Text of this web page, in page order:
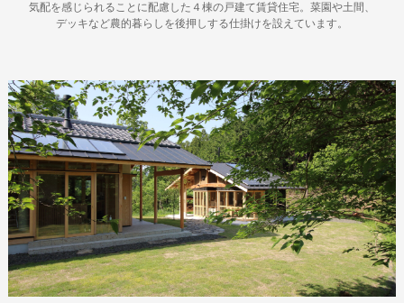
気配を感じられることに配慮した４棟の戸建て賃貸住宅。菜園や土間、
デッキなど農的暮らしを後押しする仕掛けを設えています。